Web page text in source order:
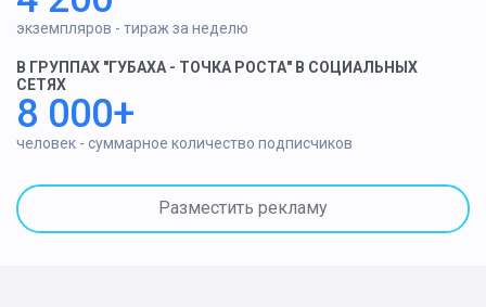
экземпляров - тираж за неделю
В ГРУППАХ "ГУБАХА - ТОЧКА РОСТА" В СОЦИАЛЬНЫХ
СЕТЯХ
8 000+
человек - суммарное количество подписчиков
Разместить рекламу